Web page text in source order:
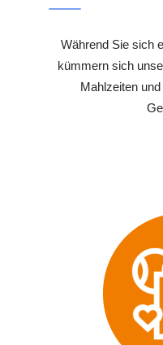
Während Sie sich
kümmern sich
Mahlzeiten